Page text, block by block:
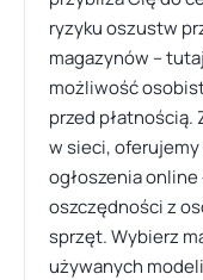
ryzyku oszustw
magazynów –
możliwość
przed płatnością.
w sieci,
ogłoszenia
oszczędności z
sprzęt. Wybierz
używanych